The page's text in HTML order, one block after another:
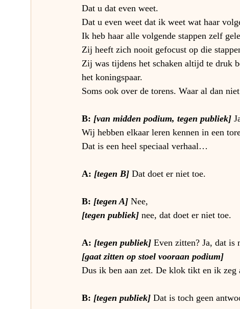
Dat u dat even weet.
Dat u even weet dat ik weet wat haar
Ik heb haar alle volgende stappen zelf
Zij heeft zich nooit gefocust op die
Zij was tijdens het schaken altijd te druk
het koningspaar.
Soms ook over de torens. Waar al dan
B: [van midden podium, tegen publiek]
Wij hebben elkaar leren kennen in een
Dat is een heel speciaal verhaal…
A: [tegen B] Dat doet er niet toe.
B: [tegen A] Nee,
[tegen publiek] nee, dat doet er niet toe.
A: [tegen publiek] Even zitten? Ja, dat is
[gaat zitten op stoel vooraan podium]
Dus ik ben aan zet. De klok tikt en ik zeg
B: [tegen publiek] Dat is toch geen